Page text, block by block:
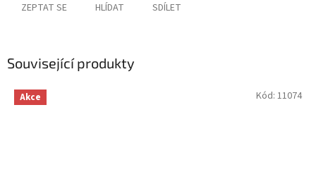
ZEPTAT SE HLÍDAT SDÍLET
Související produkty
Akce Kód: 11074